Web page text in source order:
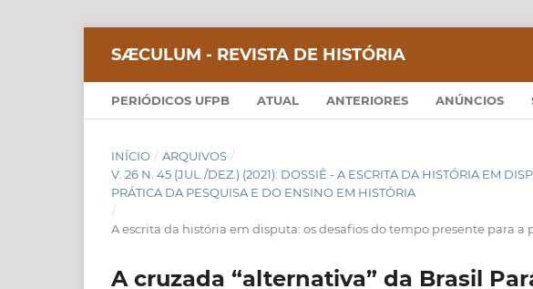
SÆCULUM - REVISTA DE HISTÓRIA
PERIÓDICOS UFPB ATUAL ANTERIORES ANÚNCIOS
INÍCIO / ARQUIVOS /
V. 26 N. 45 (JUL./DEZ.) (2021): DOSSIÊ - A ESCRITA DA HISTÓRIA EM
PRÁTICA DA PESQUISA E DO ENSINO EM HISTÓRIA
/
A escrita da história em disputa: os desafios do tempo presente para a
A cruzada “alternativa” da Brasil